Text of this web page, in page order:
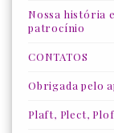
Nossa história
patrocínio
CONTATOS
Obrigada pelo
Plaft, Plect,